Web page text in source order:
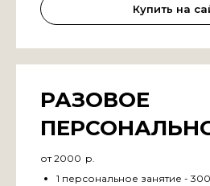
Купить на
РАЗОВОЕ
от 2000 р.
1 персональное занятие -